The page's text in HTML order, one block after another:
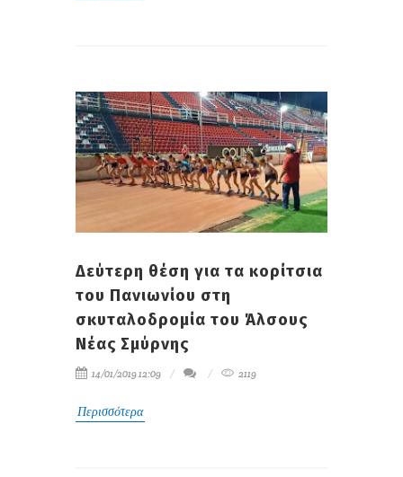
Δεύτερη θέση για τα κορίτσια
του Πανιωνίου στη
σκυταλοδρομία του Άλσους
Νέας Σμύρνης
14/01/2019 12:09 2119
Περισσότερα